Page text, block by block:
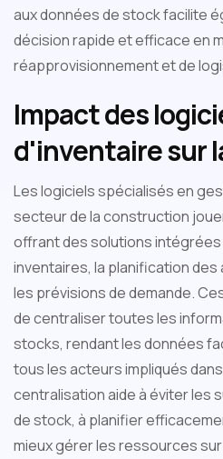
aux données de stock facilite
décision rapide et efficace en
réapprovisionnement et de
Impact des
d'inventaire sur
Les logiciels spécialisés en
secteur de la construction
offrant des solutions
inventaires, la planification
les prévisions de demande.
de centraliser toutes les
stocks, rendant les données
tous les acteurs impliqués
centralisation aide à éviter les
de stock, à planifier
mieux gérer les ressources